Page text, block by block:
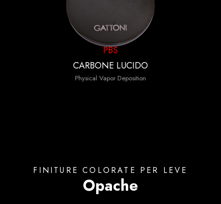
PBS
CARBONE LUCIDO
Physical Vapor Deposition
FINITURE COLORATE PER LEVE
Opache